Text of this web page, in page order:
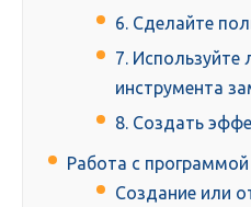
6. Сделайте
7. Используйте
инструмента
8. Создать
Работа с программой
Создание или